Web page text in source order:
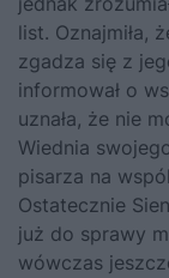
list. Oznajmiła,
zgadza się z
informował o
uznała, że nie
Wiednia
pisarza na
Ostatecznie
już do sprawy
wówczas